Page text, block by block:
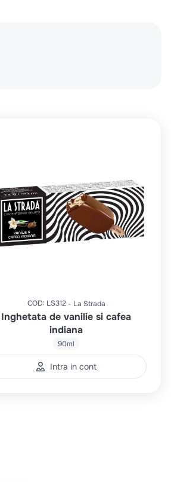
COD: LS312 La Strada
Inghetata de vanilie si cafea
indiana
90ml
Intra in cont